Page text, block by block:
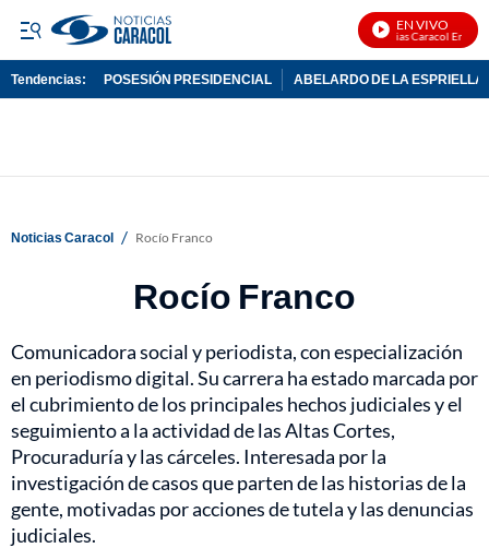
EN VIVO
Noticias Caracol En Vivo
Tendencias: POSESIÓN PRESIDENCIAL ABELARDO DE LA ESPRIELLA
Noticias Caracol / Rocío Franco
Rocío Franco
Comunicadora social y periodista, con especialización
en periodismo digital. Su carrera ha estado marcada por
el cubrimiento de los principales hechos judiciales y el
seguimiento a la actividad de las Altas Cortes,
Procuraduría y las cárceles. Interesada por la
investigación de casos que parten de las historias de la
gente, motivadas por acciones de tutela y las denuncias
judiciales.